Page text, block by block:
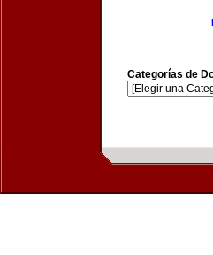
Categorías de